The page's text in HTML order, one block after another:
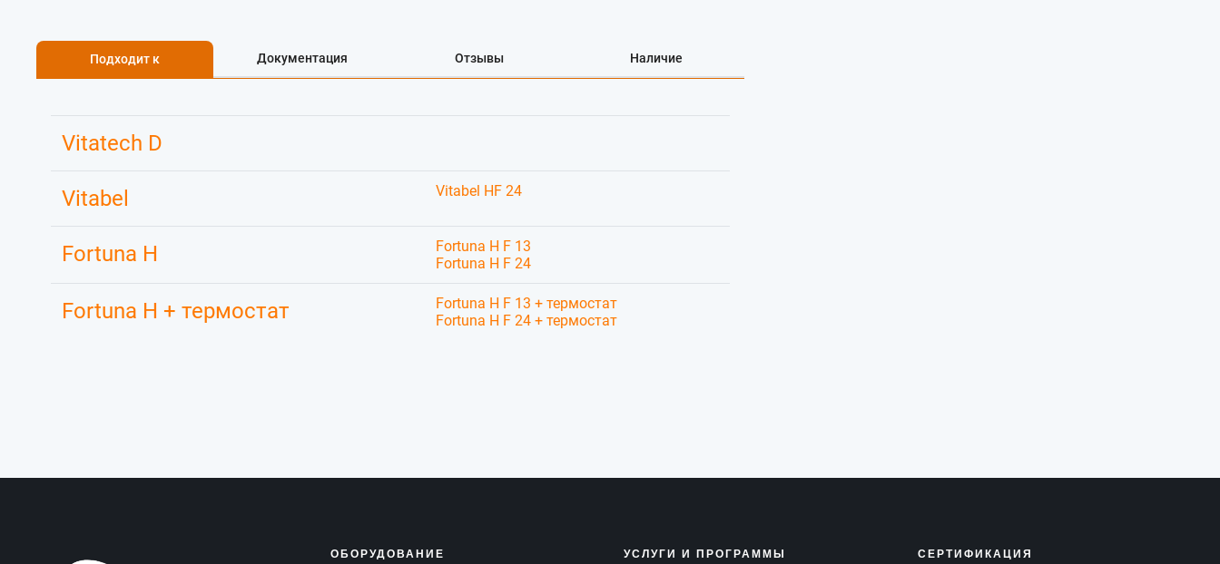
Подходит к Документация Отзывы Наличие
Vitatech D
Vitabel Vitabel HF 24
Fortuna H
Fortuna H F 13
Fortuna H F 24
Fortuna H + термостат
Fortuna H F 13 + термостат
Fortuna H F 24 + термостат
ОБОРУДОВАНИЕ УСЛУГИ И ПРОГРАММЫ СЕРТИФИКАЦИЯ